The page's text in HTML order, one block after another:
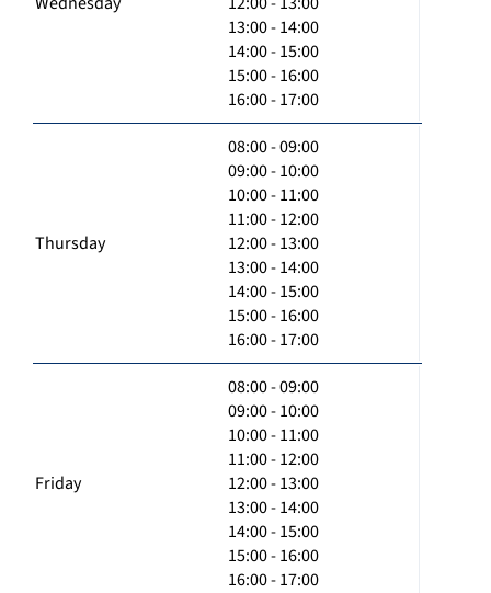
13:00 - 14:00
14:00 - 15:00
15:00 - 16:00
16:00 - 17:00
Thursday
08:00 - 09:00
09:00 - 10:00
10:00 - 11:00
11:00 - 12:00
12:00 - 13:00
13:00 - 14:00
14:00 - 15:00
15:00 - 16:00
16:00 - 17:00
Friday
08:00 - 09:00
09:00 - 10:00
10:00 - 11:00
11:00 - 12:00
12:00 - 13:00
13:00 - 14:00
14:00 - 15:00
15:00 - 16:00
16:00 - 17:00